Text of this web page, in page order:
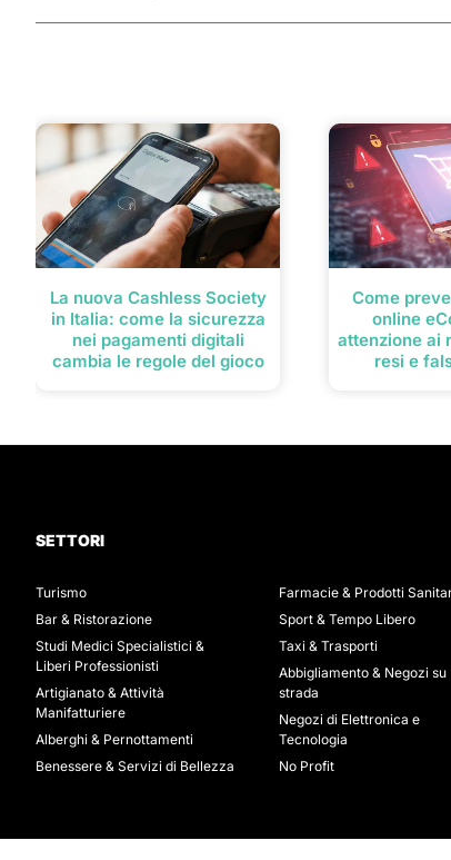
La nuova Cashless Society
in Italia: come la sicurezza
nei pagamenti digitali
cambia le regole del gioco
Come
online
attenzione ai
resi e
SETTORI
Turismo
Bar & Ristorazione
Studi Medici Specialistici &
Liberi Professionisti
Artigianato & Attività
Manifatturiere
Alberghi & Pernottamenti
Benessere & Servizi di Bellezza
Farmacie & Prodotti
Sport & Tempo Libero
Taxi & Trasporti
Abbigliamento & Negozi su
strada
Negozi di Elettronica e
Tecnologia
No Profit